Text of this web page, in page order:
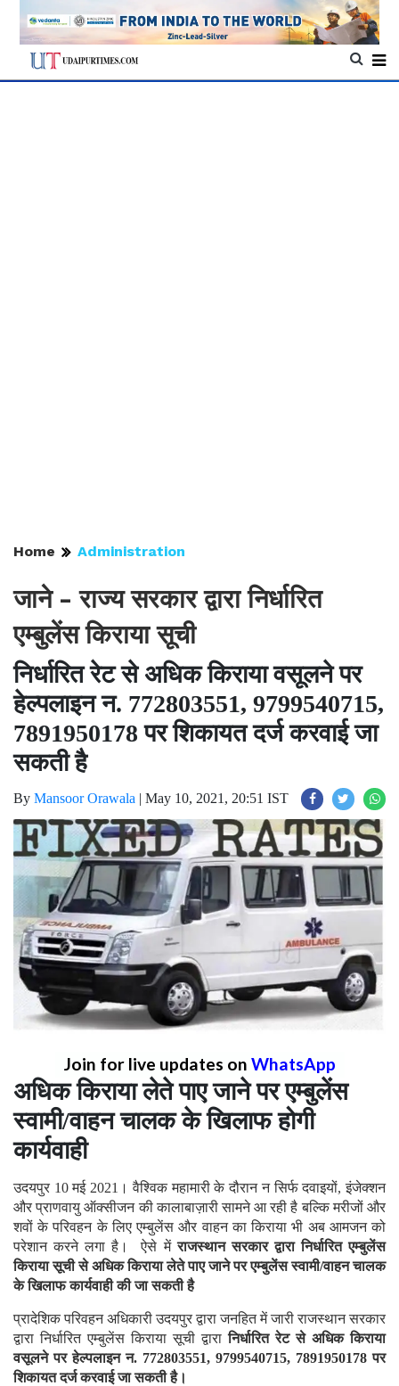
Home Administration
जाने - राज्य सरकार द्वारा निर्धारित
एम्बुलेंस किराया सूची
निर्धारित रेट से अधिक किराया वसूलने पर
हेल्पलाइन न. 772803551, 9799540715,
7891950178 पर शिकायत दर्ज करवाई जा
सकती है
By Mansoor Orawala | May 10, 2021, 20:51 IST
Join for live updates on WhatsApp
अधिक किराया लेते पाए जाने पर एम्बुलेंस
स्वामी/वाहन चालक के खिलाफ होगी
कार्यवाही
उदयपुर 10 मई 2021। वैश्विक महामारी के दौरान न सिर्फ दवाइयों, इंजेक्शन
और प्राणवायु ऑक्सीजन की कालाबाज़ारी सामने आ रही है बल्कि मरीजों और
शवों के परिवहन के लिए एम्बुलेंस और वाहन का किराया भी अब आमजन को
परेशान करने लगा है। ऐसे मेंराजस्थान सरकार द्वारा निर्धारित एम्बुलेंस
किराया सूची से अधिक किराया लेते पाए जाने पर एम्बुलेंस स्वामी/वाहन चालक
के खिलाफ कार्यवाही की जा सकती है
प्रादेशिक परिवहन अधिकारी उदयपुर द्वारा जनहित में जारी राजस्थान सरकार
द्वारा निर्धारित एम्बुलेंस किराया सूची द्वारानिर्धारित रेट से अधिक किराया
वसूलने पर हेल्पलाइन न. 772803551, 9799540715, 7891950178 पर
शिकायत दर्ज करवाई जा सकती है।